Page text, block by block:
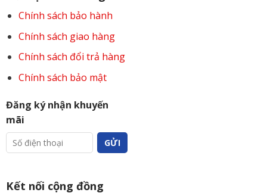
Chính sách bảo hành
Chính sách giao hàng
Chính sách đổi trả hàng
Chính sách bảo mật
Đăng ký nhận khuyến
mãi
Kết nối cộng đồng